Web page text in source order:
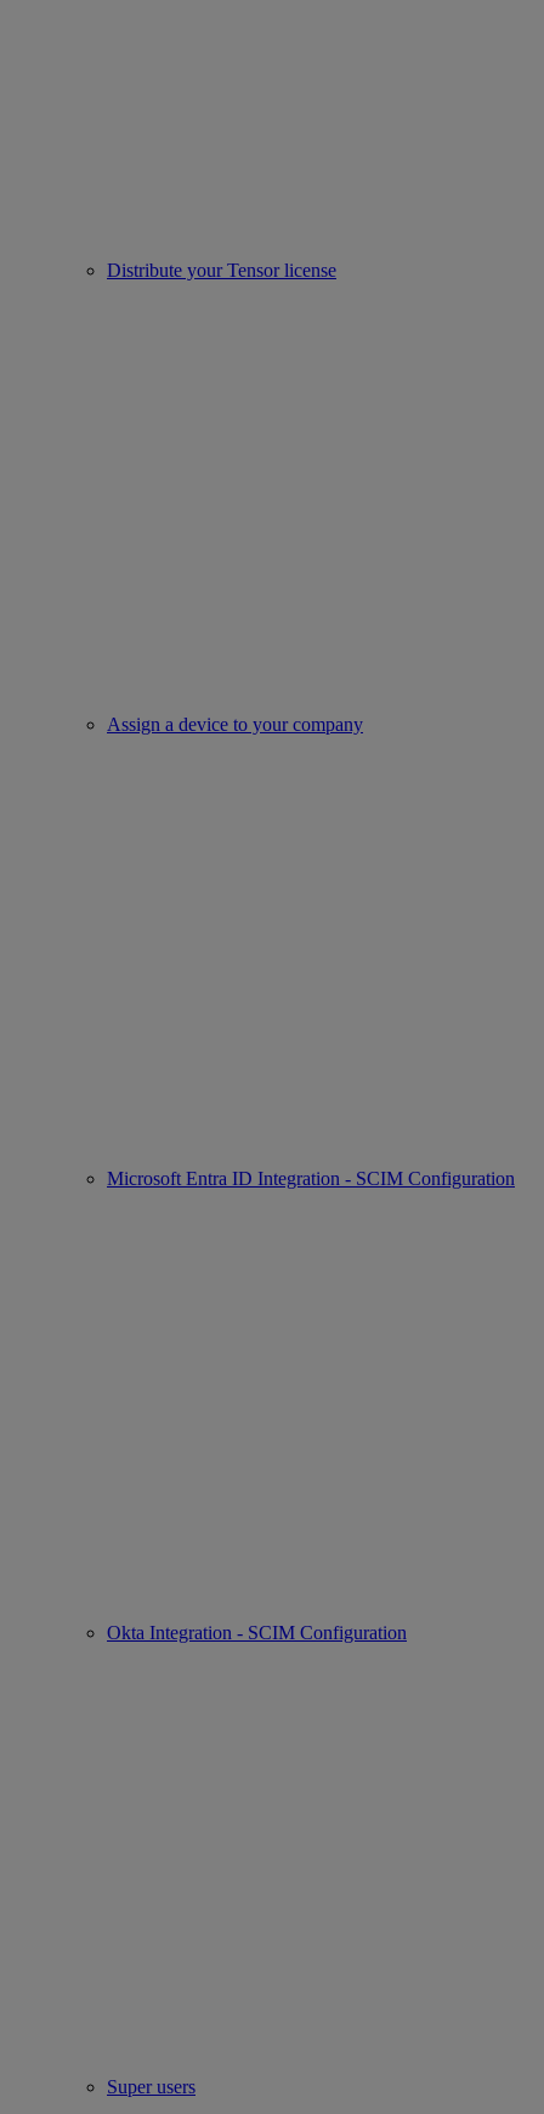
Distribute your Tensor license
Assign a device to your company
Microsoft Entra ID Integration - SCIM Configuration
Okta Integration - SCIM Configuration
Super users